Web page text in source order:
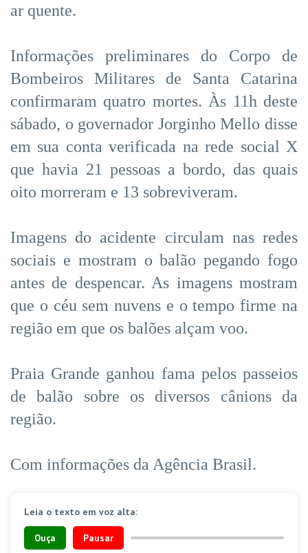
ar quente.
Informações preliminares do Corpo de
Bombeiros Militares de Santa Catarina
confirmaram quatro mortes. Às 11h deste
sábado, o governador Jorginho Mello disse
em sua conta verificada na rede social X
que havia 21 pessoas a bordo, das quais
oito morreram e 13 sobreviveram.
Imagens do acidente circulam nas redes
sociais e mostram o balão pegando fogo
antes de despencar. As imagens mostram
que o céu sem nuvens e o tempo firme na
região em que os balões alçam voo.
Praia Grande ganhou fama pelos passeios
de balão sobre os diversos cânions da
região.
Com informações da Agência Brasil.
Leia o texto em voz alta:
Ouça Pausar